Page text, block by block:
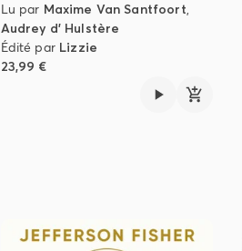
Lu par Maxime Van Santfoort,
Audrey d' Hulstère
Édité par Lizzie
23,99 €